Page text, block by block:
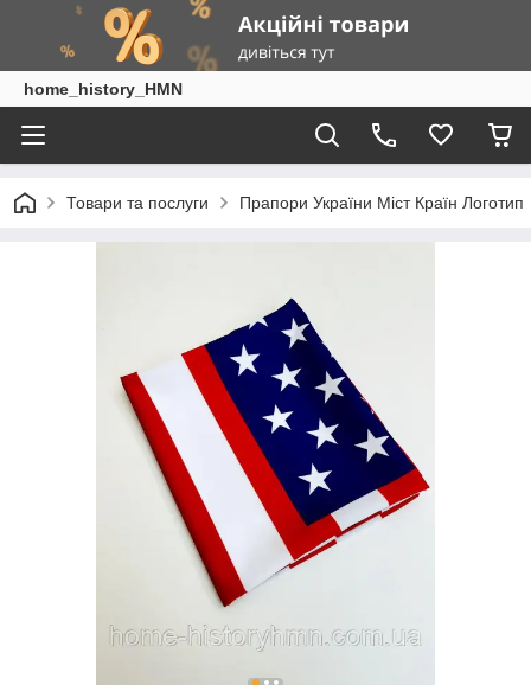
home_history_HMN
Товари та послуги Прапори України Міст Країн Логотип